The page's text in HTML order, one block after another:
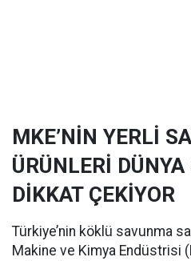
MKE’NİN YERLİ
ÜRÜNLERİ
DİKKAT ÇEKİYOR
Türkiye’nin köklü savunma
Makine ve Kimya Endüstrisi